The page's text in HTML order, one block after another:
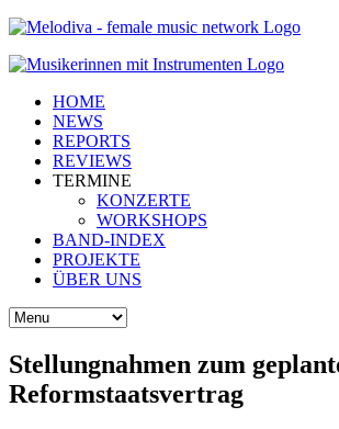
HOME
NEWS
REPORTS
REVIEWS
TERMINE
KONZERTE
WORKSHOPS
BAND-INDEX
PROJEKTE
ÜBER UNS
Stellungnahmen zum
Reformstaatsvertrag